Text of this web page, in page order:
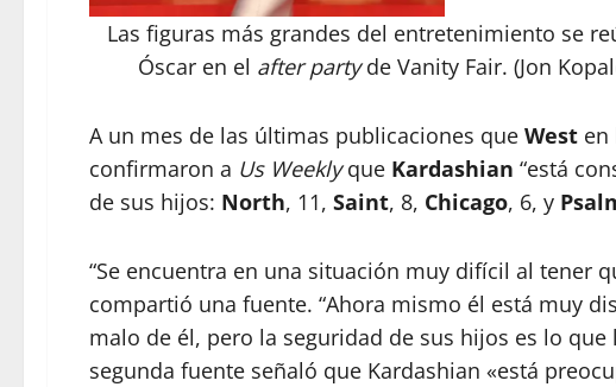
Las figuras más grandes del entretenimiento se
Óscar en el after partyde Vanity Fair. (Jon
A un mes de las últimas publicaciones que West en
confirmaron a Us Weeklyque Kardashian “está
de sus hijos: North, 11, Saint, 8, Chicago, 6, y
“Se encuentra en una situación muy difícil al tener
compartió una fuente. “Ahora mismo él está muy
malo de él, pero la seguridad de sus hijos es lo que
segunda fuente señaló que Kardashian «está